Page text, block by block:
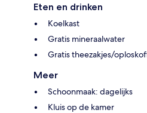
Eten en drinken
Koelkast
Gratis mineraalwater
Gratis theezakjes/
Meer
Schoonmaak: dagelijks
Kluis op de kamer